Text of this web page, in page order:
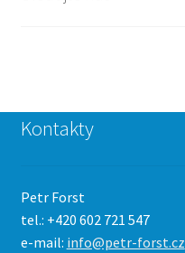
Kontakty
Petr Forst
tel.: +420 602 721 547
e-mail: info@petr-forst.cz